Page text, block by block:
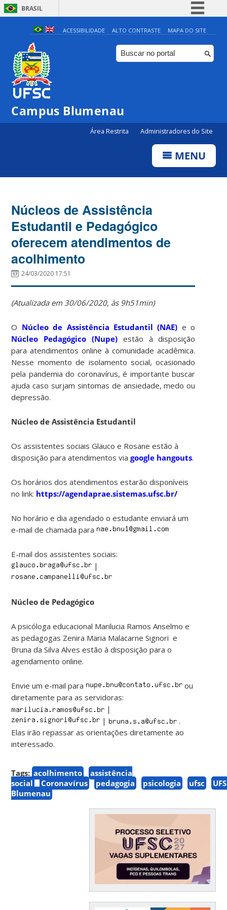
BRASIL
Simplifique!
Comunica BR
Participe
ACESSIBILIDADE ALTO CONTRASTE MAPA DO SITE
Campus Blumenau
Área Restrita Administradores do Site
MENU
Núcleos de Assistência
Estudantil e Pedagógico
oferecem atendimentos de
acolhimento
24/03/2020 17:51
(Atualizada em 30/06/2020, às 9h51min)
O Núcleo de Assistência Estudantil (NAE) e o
Núcleo Pedagógico (Nupe)estão à disposição
para atendimentos online à comunidade acadêmica.
Nesse momento de isolamento social, ocasionado
pela pandemia do coronavírus, é importante buscar
ajuda caso surjam sintomas de ansiedade, medo ou
depressão.
Núcleo de Assistência Estudantil
Os assistentes sociais Glauco e Rosane estão à
disposição para atendimentos viagoogle hangouts.
Os horários dos atendimentos estarão disponíveis
no link: https://agendaprae.sistemas.ufsc.br/
No horário e dia agendado o estudante enviará um
e-mail de chamada para
E-mail dos assistentes sociais:
|
Núcleo de Pedagógico
A psicóloga educacional Marilucia Ramos Anselmo e
as pedagogas Zenira Maria Malacarne Signori e
Bruna da Silva Alves estão à disposição para o
agendamento online.
Envie um e-mail para
ou
diretamente para as servidoras:
|
|
.
Elas irão repassar as orientações diretamente ao
interessado.
Tags: acolhimento
assistência
social
Coronavírus pedagogia psicologia ufsc
Blumenau